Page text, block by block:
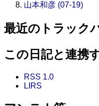
山本和彦 (07-19)
最近のトラック
この日記と連携
RSS 1.0
LIRS